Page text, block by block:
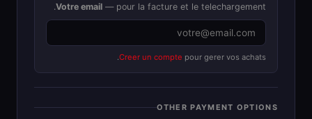
Votre email — pour la facture et le telechargement.
Creer un compte pour gerer vos achats.
OTHER PAYMENT OPTIONS